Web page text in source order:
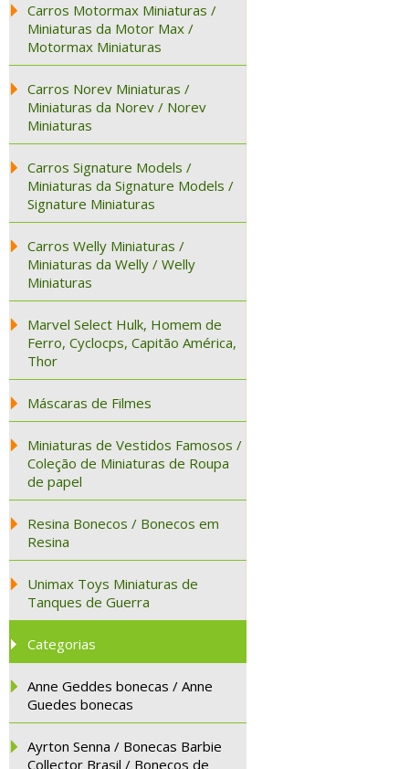
Carros Motormax Miniaturas /
Miniaturas da Motor Max /
Motormax Miniaturas
Carros Norev Miniaturas /
Miniaturas da Norev / Norev
Miniaturas
Carros Signature Models /
Miniaturas da Signature Models /
Signature Miniaturas
Carros Welly Miniaturas /
Miniaturas da Welly / Welly
Miniaturas
Marvel Select Hulk, Homem de
Ferro, Cyclocps, Capitão América,
Thor
Máscaras de Filmes
Miniaturas de Vestidos Famosos /
Coleção de Miniaturas de Roupa
de papel
Resina Bonecos / Bonecos em
Resina
Unimax Toys Miniaturas de
Tanques de Guerra
Categorias
Anne Geddes bonecas / Anne
Guedes bonecas
Ayrton Senna / Bonecas Barbie
Collector Brasil / Bonecos de